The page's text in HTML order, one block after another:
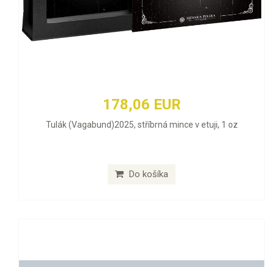
178,06 EUR
Tulák (Vagabund)2025, stříbrná mince v etuji, 1 oz
Do košíka